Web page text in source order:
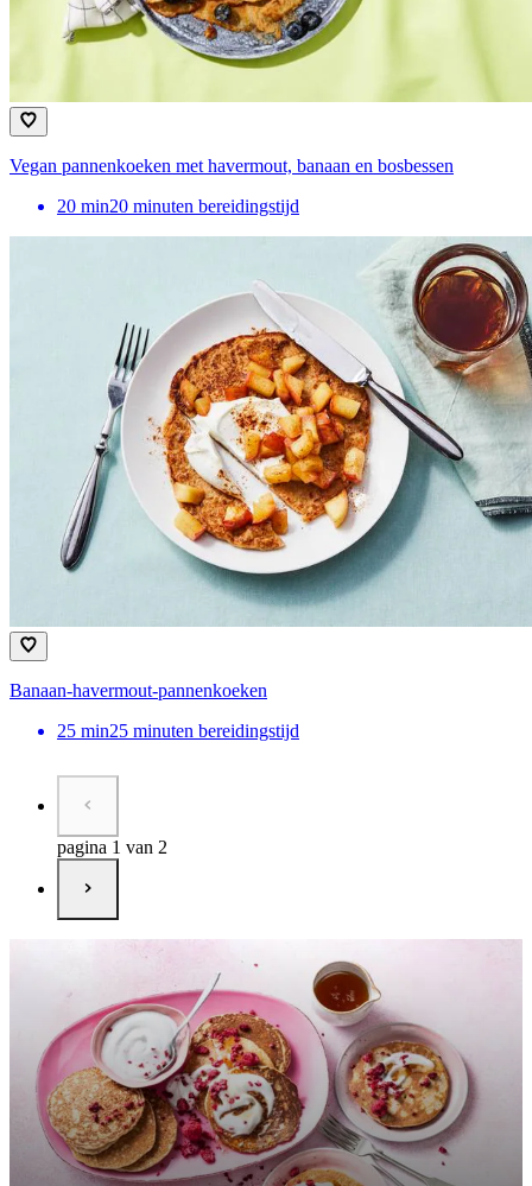
Vegan pannenkoeken met havermout, banaan en bosbessen
20 min20 minuten bereidingstijd
Banaan-havermout-pannenkoeken
25 min25 minuten bereidingstijd
pagina 1 van 2